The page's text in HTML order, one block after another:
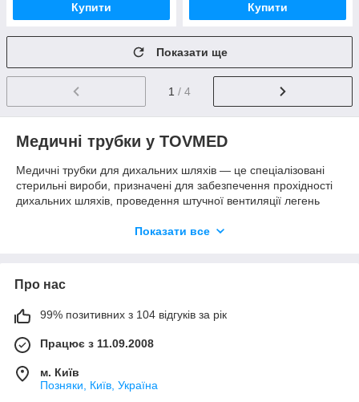
Купити Купити
Показати ще
1 / 4
Медичні трубки у TOVMED
Медичні трубки для дихальних шляхів — це спеціалізовані
стерильні вироби, призначені для забезпечення прохідності
дихальних шляхів, проведення штучної вентиляції легень
якісних трубок гарантує надійну герметизацію, захист від
Забезпечення стабільного дихального доступу є критичним
терапії та екстреній медичній допомозі. Представлені вироби
Що таке медичні дихальні трубки та їх
призначення
Показати все
Про нас
99% позитивних з 104 відгуків за рік
Працює з 11.09.2008
м. Київ
Позняки, Київ, Україна